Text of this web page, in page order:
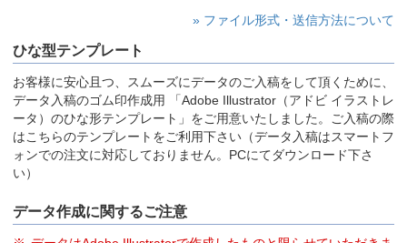
» ファイル形式・送信方法について
ひな型テンプレート
お客様に安心且つ、スムーズにデータのご入稿をして頂くために、
データ入稿のゴム印作成用 「Adobe Illustrator（アドビ イラストレ
ータ）のひな形テンプレート」をご用意いたしました。ご入稿の際
はこちらのテンプレートをご利用下さい（データ入稿はスマートフ
ォンでの注文に対応しておりません。PCにてダウンロード下さ
い）
データ作成に関するご注意